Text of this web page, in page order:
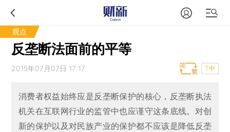
观点
反垄断法面前的平等
2015年07月07日 17:17 T中
消费者权益始终应是反垄断保护的核心，反垄断执法
机关在互联网行业的监管中也应谨守这条底线。对创
新的保护以及对民族产业的保护都不应该是降低反垄